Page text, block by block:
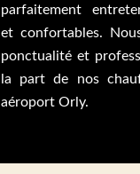
parfaitement
et confortables.
ponctualité et
la part de nos
aéroport Orly.